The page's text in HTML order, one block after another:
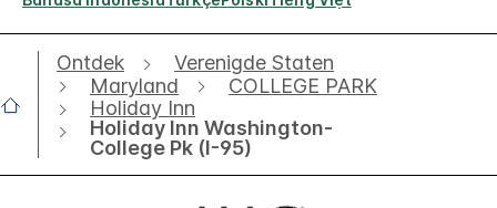
Ontdek
Verenigde Staten
Maryland
COLLEGE PARK
Holiday Inn
Holiday Inn Washington-
College Pk (I-95)